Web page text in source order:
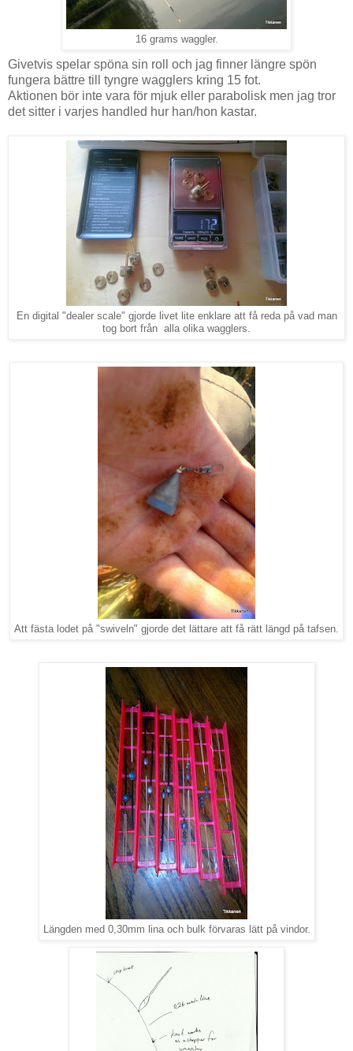
16 grams waggler.
Givetvis spelar spöna sin roll och jag finner längre spön
fungera bättre till tyngre wagglers kring 15 fot.
Aktionen bör inte vara för mjuk eller parabolisk men jag tror
det sitter i varjes handled hur han/hon kastar.
En digital "dealer scale" gjorde livet lite enklare att få reda på vad man
tog bort från alla olika wagglers.
Att fästa lodet på "swiveln" gjorde det lättare att få rätt längd på tafsen.
Längden med 0,30mm lina och bulk förvaras lätt på vindor.